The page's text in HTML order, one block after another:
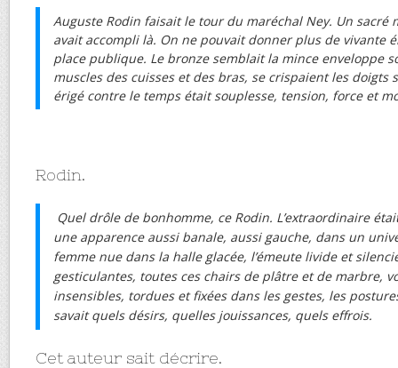
Auguste Rodin faisait le tour du maréchal Ney. Un sacré
avait accompli là. On ne pouvait donner plus de vivante
place publique. Le bronze semblait la mince enveloppe
muscles des cuisses et des bras, se crispaient les doigts
érigé contre le temps était souplesse, tension, force et
Rodin.
Quel drôle de bonhomme, ce Rodin. L’extraordinaire
une apparence aussi banale, aussi gauche, dans un
femme nue dans la halle glacée, l’émeute livide et
gesticulantes, toutes ces chairs de plâtre et de marbre,
insensibles, tordues et fixées dans les gestes, les
savait quels désirs, quelles jouissances, quels effrois.
Cet auteur sait décrire.